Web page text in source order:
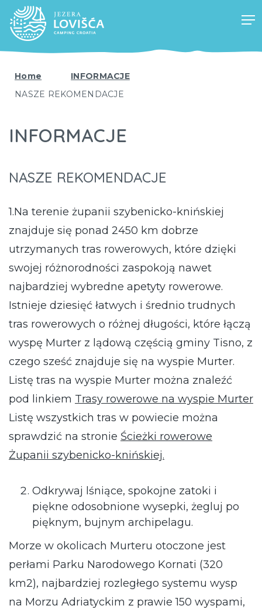
Home
INFORMACJE
NASZE REKOMENDACJE
INFORMACJE
NASZE REKOMENDACJE
1.Na terenie żupanii szybenicko-knińskiej
znajduje się ponad 2450 km dobrze
utrzymanych tras rowerowych, które dzięki
swojej różnorodności zaspokoją nawet
najbardziej wybredne apetyty rowerowe.
Istnieje dziesięć łatwych i średnio trudnych
tras rowerowych o różnej długości, które łączą
wyspę Murter z lądową częścią gminy Tisno, z
czego sześć znajduje się na wyspie Murter.
Listę tras na wyspie Murter można znaleźć
pod linkiem Trasy rowerowe na wyspie Murter
Listę wszystkich tras w powiecie można
sprawdzić na stronie Ścieżki rowerowe
Żupanii szybenicko-knińskiej.
Odkrywaj lśniące, spokojne zatoki i
piękne odosobnione wysepki, żegluj po
pięknym, bujnym archipelagu.
Morze w okolicach Murteru otoczone jest
perłami Parku Narodowego Kornati (320
km2), najbardziej rozległego systemu wysp
na Morzu Adriatyckim z prawie 150 wyspami,